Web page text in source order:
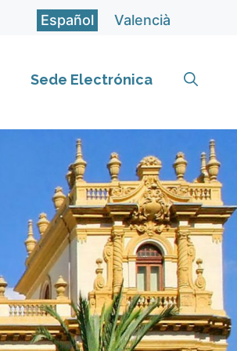
Español Valencià
Sede Electrónica